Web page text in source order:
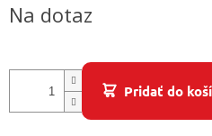
Na dotaz
Pridať do